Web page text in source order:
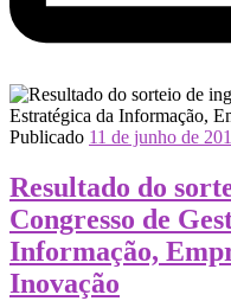
Publicado 11 de junho de
Resultado do
Congresso de
Informação,
Inovação